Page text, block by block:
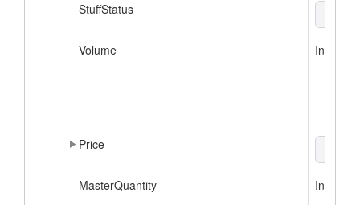
StuffStatus
Volume Int64
Price
MasterQuantity Int64